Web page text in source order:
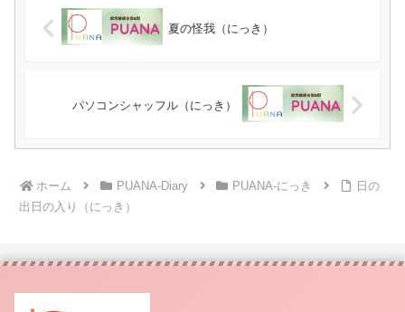
夏の怪我（にっき）
パソコンシャッフル（にっき）
ホーム PUANA-Diary PUANA-にっき
日の
出日の入り（にっき）